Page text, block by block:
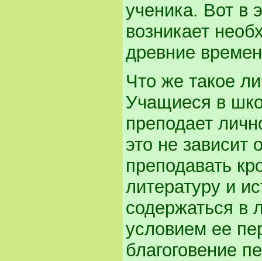
ученика. Вот в
возникает
древние
Что же такое
Учащиеся в
преподает
это не зависит
преподавать
литературу и
содержаться в
условием ее
благоговение